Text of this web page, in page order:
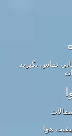
تماس بگیرید
هوا